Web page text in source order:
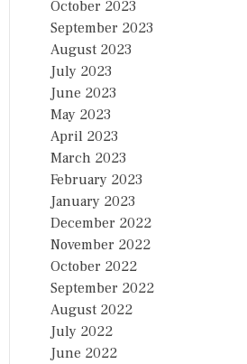
October 2023
September 2023
August 2023
July 2023
June 2023
May 2023
April 2023
March 2023
February 2023
January 2023
December 2022
November 2022
October 2022
September 2022
August 2022
July 2022
June 2022